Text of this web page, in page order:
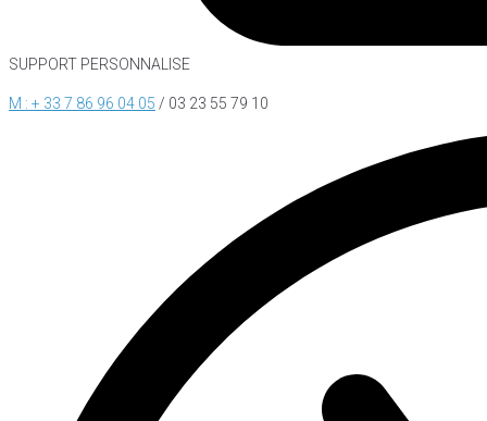
SUPPORT PERSONNALISE
M : + 33 7 86 96 04 05 / 03 23 55 79 10